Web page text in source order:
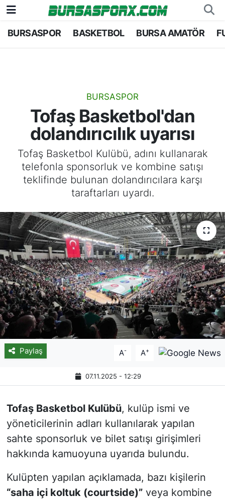
BURSASPOR BASKETBOL BURSA AMATÖR
BURSASPOR
Tofaş Basketbol'dan
dolandırıcılık uyarısı
Tofaş Basketbol Kulübü, adını kullanarak
telefonla sponsorluk ve kombine satışı
teklifinde bulunan dolandırıcılara karşı
taraftarları uyardı.
Paylaş A- A+
07.11.2025 - 12:29
Tofaş Basketbol Kulübü, kulüp ismi ve
yöneticilerinin adları kullanılarak yapılan
sahte sponsorluk ve bilet satışı girişimleri
hakkında kamuoyuna uyarıda bulundu.
Kulüpten yapılan açıklamada, bazı kişilerin
“saha içi koltuk (courtside)”veya kombine
Bursaspor
Bursa Amatör
Hentbol
Voleybol
Bursa Nöbetçi Eczaneler
Bursa Trafik Yoğunluk Haritası
TFF 1.Lig Puan Durumu ve Fikstür
Tüm Manşetler
Son Dakika Haberleri
Haber Arşivi